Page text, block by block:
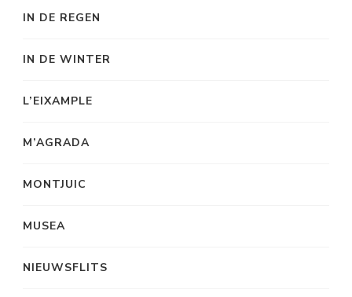
IN DE REGEN
IN DE WINTER
L’EIXAMPLE
M’AGRADA
MONTJUIC
MUSEA
NIEUWSFLITS